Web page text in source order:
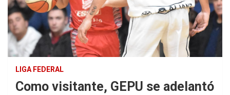
LIGA FEDERAL
Como visitante, GEPU se adelantó